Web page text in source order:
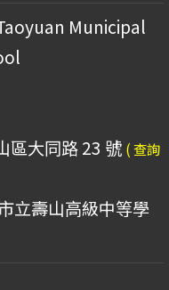
Municipal
區大同路 23 號 ( 查詢
立壽山高級中等學